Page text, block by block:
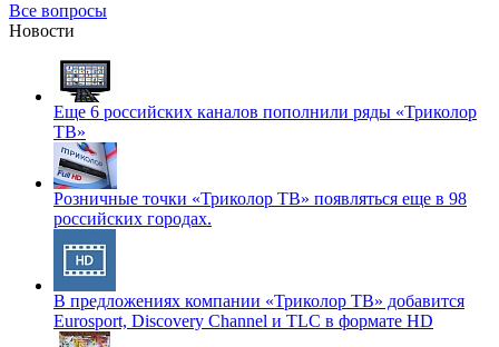
Все вопросы
Новости
Еще 6 российских каналов пополнили ряды «Триколор
ТВ»
Розничные точки «Триколор ТВ» появляться еще в 98
российских городах.
В предложениях компании «Триколор ТВ» добавится
Eurosport, Discovery Channel и TLC в формате HD